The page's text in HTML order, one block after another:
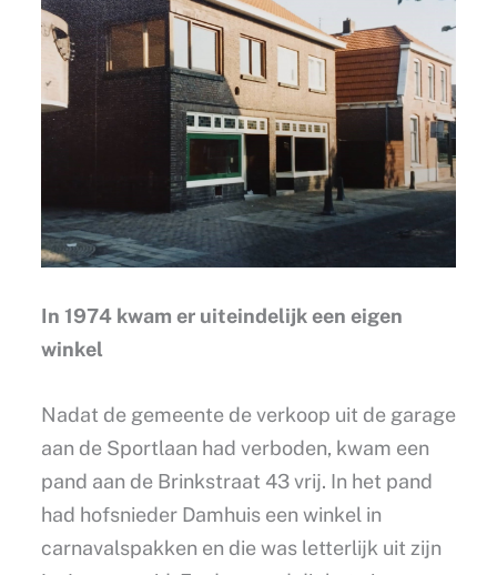
In 1974 kwam er uiteindelijk een eigen
winkel
Nadat de gemeente de verkoop uit de garage
aan de Sportlaan had verboden, kwam een
pand aan de Brinkstraat 43 vrij. In het pand
had hofsnieder Damhuis een winkel in
carnavalspakken en die was letterlijk uit zijn